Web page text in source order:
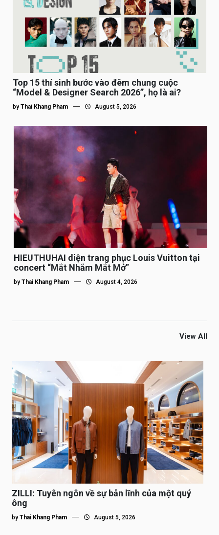
Top 15 thí sinh bước vào đêm chung cuộc
“Model & Designer Search 2026”, họ là ai?
by Thai Khang Pham August 5, 2026
HIEUTHUHAI diện trang phục Louis Vuitton tại
concert “Mắt Nhắm Mắt Mở”
by Thai Khang Pham August 4, 2026
View All
ZILLI: Tuyên ngôn về sự bản lĩnh của một quý
ông
by Thai Khang Pham August 5, 2026